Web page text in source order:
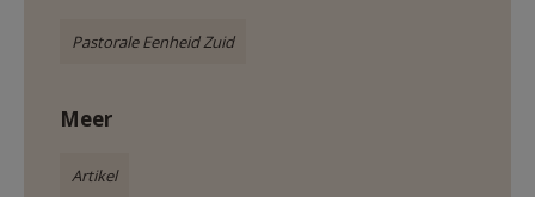
Pastorale Eenheid Zuid
Meer
Artikel